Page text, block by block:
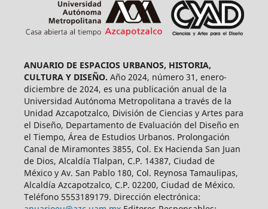
ANUARIO DE ESPACIOS URBANOS, HISTORIA,
CULTURA Y DISEÑO. Año 2024, número 31, enero-
diciembre de 2024, es una publicación anual de la
Universidad Autónoma Metropolitana a través de la
Unidad Azcapotzalco, División de Ciencias y Artes para
el Diseño, Departamento de Evaluación del Diseño en
el Tiempo, Área de Estudios Urbanos. Prolongación
Canal de Miramontes 3855, Col. Ex Hacienda San Juan
de Dios, Alcaldía Tlalpan, C.P. 14387, Ciudad de
México y Av. San Pablo 180, Col. Reynosa Tamaulipas,
Alcaldía Azcapotzalco, C.P. 02200, Ciudad de México.
Teléfono 5553189179. Dirección electrónica: